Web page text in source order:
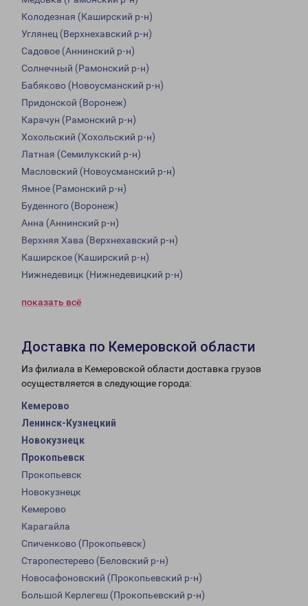
Колодезная (Каширский р-н)
Углянец (Верхнехавский р-н)
Садовое (Аннинский р-н)
Солнечный (Рамонский р-н)
Бабяково (Новоусманский р-н)
Придонской (Воронеж)
Карачун (Рамонский р-н)
Хохольский (Хохольский р-н)
Латная (Семилукский р-н)
Масловский (Новоусманский р-н)
Ямное (Рамонский р-н)
Буденного (Воронеж)
Анна (Аннинский р-н)
Верхняя Хава (Верхнехавский р-н)
Каширское (Каширский р-н)
Нижнедевицк (Нижнедевицкий р-н)
показать всё
Доставка по Кемеровской области
Из филиала в Кемеровской области доставка грузов
осуществляется в следующие города:
Кемерово
Ленинск-Кузнецкий
Новокузнецк
Прокопьевск
Прокопьевск
Новокузнецк
Кемерово
Карагайла
Спиченково (Прокопьевск)
Старопестерево (Беловский р-н)
Новосафоновский (Прокопьевский р-н)
Большой Керлегеш (Прокопьевский р-н)